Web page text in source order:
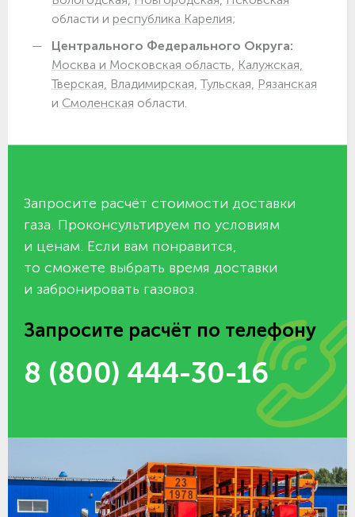
области и республика Карелия;
Центрального Федерального Округа:
Москва и Московская область, Калужская,
Тверская, Владимирская, Тульская, Рязанская
и Смоленская области.
Запросите расчёт стоимости доставки
газа. Проконсультируем по условиям
и ценам. Если вам понравится,
то сможете выбрать время доставки
и забронировать газовоз.
Запросите расчёт по телефону
8 (800) 444-30-16